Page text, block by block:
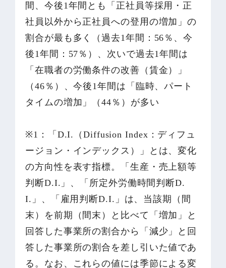
間、今後1年間とも「正社員等採用・正
社員以外から正社員への登用の増加」の
割合が最も多く（過去1年間：56％、今
後1年間：57％）、次いで過去1年間は
「在職者の労働条件の改善（賃金）」
（46％）、今後1年間は「臨時、パート
タイムの増加」（44％）が多い
※1：「D.I.（Diffusion Index：ディフュ
ージョン・インデックス）」とは、変化
の方向性を表す指標。「生産・売上額等
判断D.I.」、「所定外労働時間判断D.
I.」、「雇用判断D.I.」は、当該期（間
末）を前期（間末）と比べて「増加」と
回答した事業所の割合から「減少」と回
答した事業所の割合を差し引いた値であ
る。なお、これらの値には季節による変